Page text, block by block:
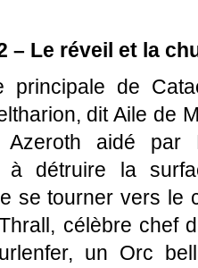
– Le réveil et la
principale de
dit Aile de
Azeroth aidé par
à détruire la
se tourner vers le
célèbre chef
un Orc